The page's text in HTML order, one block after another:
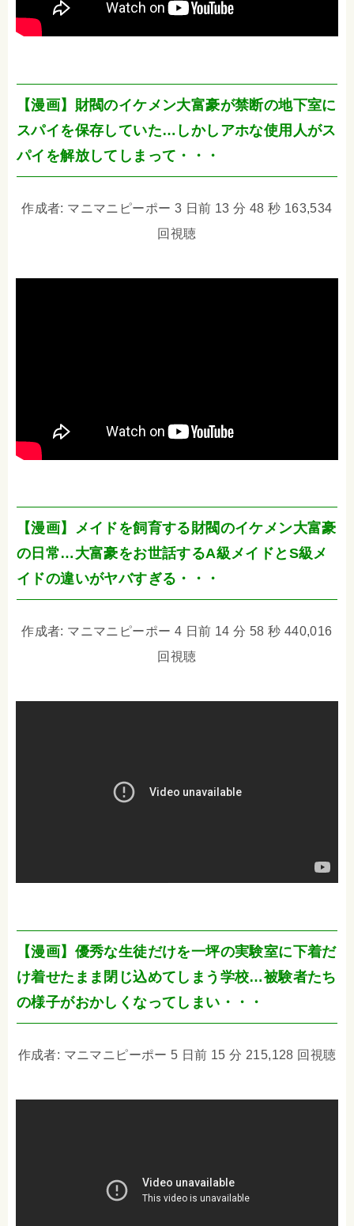
【漫画】財閥のイケメン大富豪が禁断の地下室に
スパイを保存していた…しかしアホな使用人がス
パイを解放してしまって・・・
作成者: マニマニピーポー 3 日前 13 分 48 秒 163,534
回視聴
【漫画】メイドを飼育する財閥のイケメン大富豪
の日常…大富豪をお世話するA級メイドとS級メ
イドの違いがヤバすぎる・・・
作成者: マニマニピーポー 4 日前 14 分 58 秒 440,016
回視聴
【漫画】優秀な生徒だけを一坪の実験室に下着だ
け着せたまま閉じ込めてしまう学校…被験者たち
の様子がおかしくなってしまい・・・
作成者: マニマニピーポー 5 日前 15 分 215,128 回視聴